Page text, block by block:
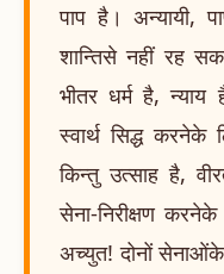
पाप है। अन्यायी,
शान्तिसे नहीं रह
भीतर धर्म है,
स्वार्थ सिद्ध
किन्तु उत्साह है,
सेना-निरीक्षण
अच्युत! दोनों